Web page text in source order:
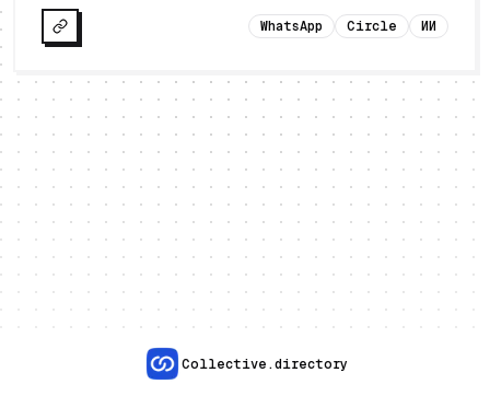
WhatsApp Circle ИИ
Collective.directory